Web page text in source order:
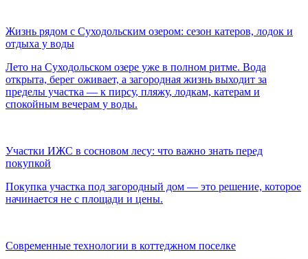
Жизнь рядом с Суходольским озером: сезон катеров, лодок и
отдыха у воды
Лето на Суходольском озере уже в полном ритме. Вода
открыта, берег оживает, а загородная жизнь выходит за
пределы участка — к пирсу, пляжу, лодкам, катерам и
спокойным вечерам у воды.
Участки ИЖС в сосновом лесу: что важно знать перед
покупкой
Покупка участка под загородный дом — это решение, которое
начинается не с площади и цены.
Современные технологии в коттеджном поселке